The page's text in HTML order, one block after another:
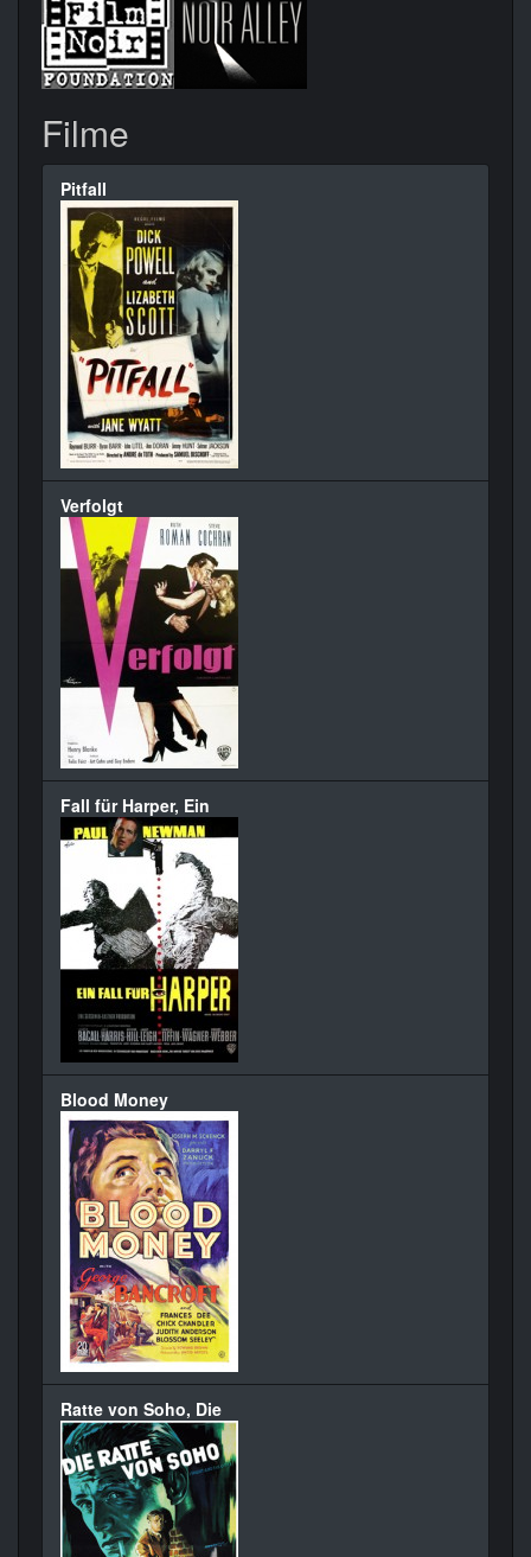
Filme
Pitfall
Verfolgt
Fall für Harper, Ein
Blood Money
Ratte von Soho, Die